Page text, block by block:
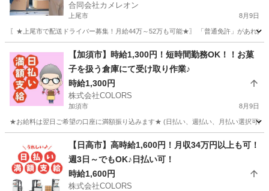
合同会社カメレオン
上尾市 8月9日
〖★上尾市で配送ドライバー募集！月給44万～52万も可能★〗 「普通免許」があれば
ドライバー 積み込み
【加須市】時給1,300円！短時間勤務OK！！お菓
子を扱う倉庫にて受け取り作業♪
時給1,300円
株式会社COLORS
加須市 8月9日
★お給料は翌日ご希望の口座に満額振り込みます★ (日払い、週払い、月払い選択可
倉庫 時給
【日高市】高時給1,600円！月収34万円以上も可！
週3日～でもOK♪日払い可！
時給1,600円
株式会社COLORS